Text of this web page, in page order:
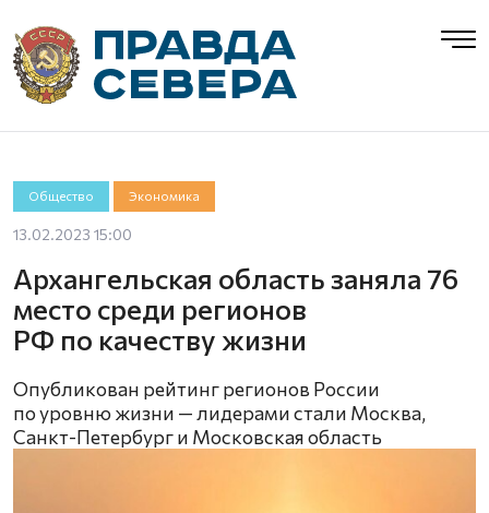
Общество Экономика
13.02.2023 15:00
Архангельская область заняла 76
место среди регионов
РФ по качеству жизни
Опубликован рейтинг регионов России
по уровню жизни — лидерами стали Москва,
Санкт-Петербург и Московская область